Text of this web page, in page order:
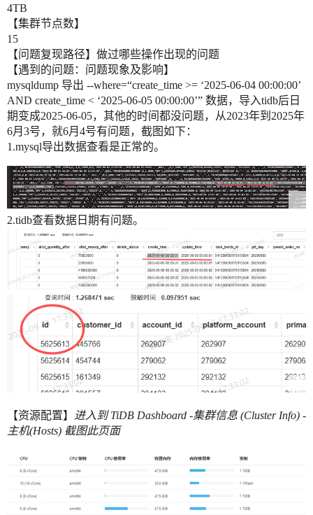
4TB
【集群节点数】
15
【问题复现路径】做过哪些操作出现的问题
【遇到的问题：问题现象及影响】
mysqldump 导出 --where=“create_time >= ‘2025-06-04 00:00:00’
AND create_time < ‘2025-06-05 00:00:00’” 数据，导入tidb后日
期变成2025-06-05，其他的时间都没问题，从2023年到2025年
6月3号，就6月4号有问题，截图如下：
1.mysql导出数据查看是正常的。
2.tidb查看数据日期有问题。
【资源配置】
进入到 TiDB Dashboard -集群信息 (Cluster Info) -
主机(Hosts) 截图此页面